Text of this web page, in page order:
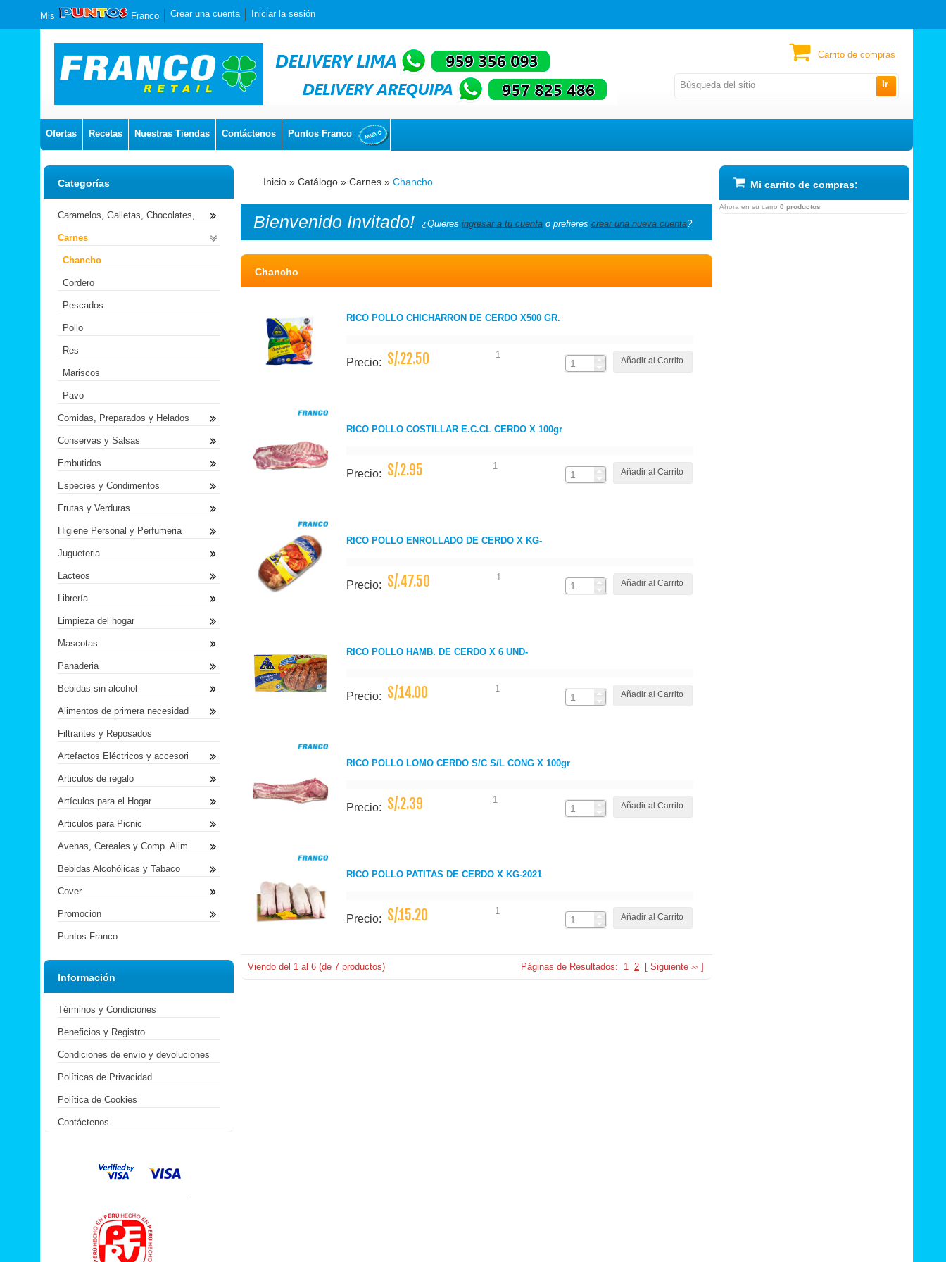
Ir
Mis Franco Crear una cuenta Iniciar la sesión
Ofertas Recetas Nuestras Tiendas Contáctenos Puntos Franco
Carrito de compras
Inicio » Catálogo » Carnes » Chancho
Bienvenido Invitado! ¿Quieres ingresar a tu cuenta o prefieres crear una nueva cuenta?
Chancho
RICO POLLO CHICHARRON DE CERDO X500 GR.
Precio: S/.22.50 1
Añadir al Carrito
RICO POLLO COSTILLAR E.C.CL CERDO X 100gr
Precio: S/.2.95 1
Añadir al Carrito
RICO POLLO ENROLLADO DE CERDO X KG-
Precio: S/.47.50 1
Añadir al Carrito
RICO POLLO HAMB. DE CERDO X 6 UND-
Precio: S/.14.00 1
Añadir al Carrito
RICO POLLO LOMO CERDO S/C S/L CONG X 100gr
Precio: S/.2.39 1
Añadir al Carrito
RICO POLLO PATITAS DE CERDO X KG-2021
Precio: S/.15.20 1
Añadir al Carrito
Viendo del 1 al 6 (de 7 productos) Páginas de Resultados: 1 2 [ Siguiente >> ]
Categorías
Caramelos, Galletas, Chocolates,
Carnes
Chancho
Cordero
Pescados
Pollo
Res
Mariscos
Pavo
Comidas, Preparados y Helados
Conservas y Salsas
Embutidos
Especies y Condimentos
Frutas y Verduras
Higiene Personal y Perfumeria
Jugueteria
Lacteos
Librería
Limpieza del hogar
Mascotas
Panaderia
Bebidas sin alcohol
Alimentos de primera necesidad
Filtrantes y Reposados
Artefactos Eléctricos y accesori
Articulos de regalo
Artículos para el Hogar
Articulos para Picnic
Avenas, Cereales y Comp. Alim.
Bebidas Alcohólicas y Tabaco
Cover
Promocion
Puntos Franco
Información
Términos y Condiciones
Beneficios y Registro
Condiciones de envío y devoluciones
Políticas de Privacidad
Política de Cookies
Contáctenos
.
Mi carrito de compras:
Ahora en su carro 0 productos